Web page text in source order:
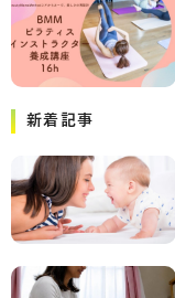
新着記事